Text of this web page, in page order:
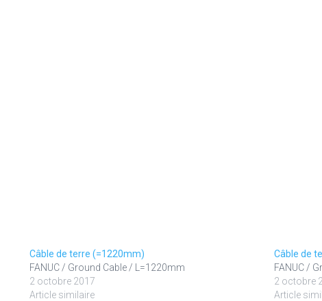
Câble de terre (=1220mm)
FANUC / Ground Cable / L=1220mm
2 octobre 2017
Article similaire
Câble de
FANUC /
2 octobre
Article